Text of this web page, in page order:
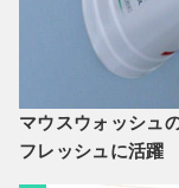
マウスウォッシュ
フレッシュに活躍